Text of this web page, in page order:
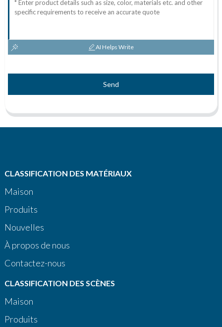
AI Helps Write
Send
CLASSIFICATION DES MATÉRIAUX
Maison
Produits
Nouvelles
À propos de nous
Contactez-nous
CLASSIFICATION DES SCÈNES
Maison
Produits